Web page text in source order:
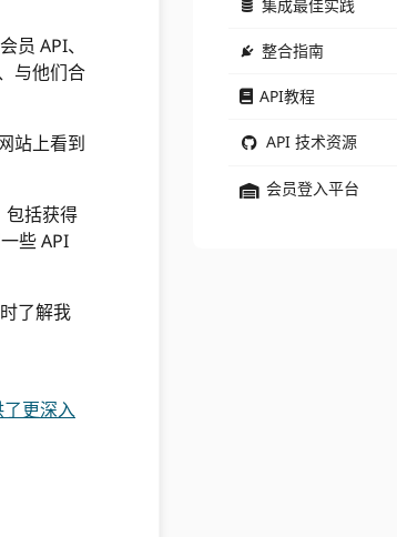
员 API、
与他们合
站上看到
包括获得
些 API
了解我
更深入
集成最佳实践
整合指南
API教程
API 技术资源
会员登入平台